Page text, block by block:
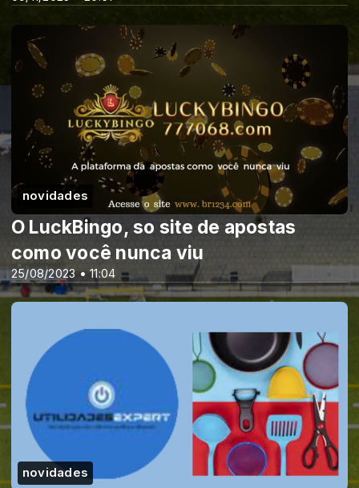
novidades
25/08/2023 • 11:04
O LuckBingo, so site de apostas
como você nunca viu
novidades